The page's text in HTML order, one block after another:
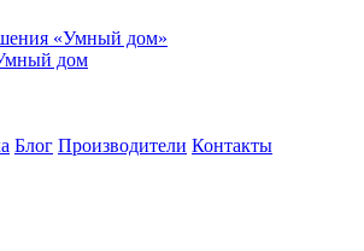
«Умный дом»
дом
Блог Производители Контакты